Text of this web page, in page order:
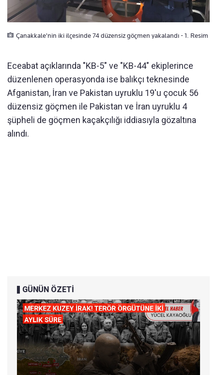
Çanakkale'nin iki ilçesinde 74 düzensiz göçmen yakalandı - 1. Resim
Eceabat açıklarında "KB-5" ve "KB-44" ekiplerince
düzenlenen operasyonda ise balıkçı teknesinde
Afganistan, İran ve Pakistan uyruklu 19'u çocuk 56
düzensiz göçmen ile Pakistan ve İran uyruklu 4
şüpheli de göçmen kaçakçılığı iddiasıyla gözaltına
alındı.
GÜNÜN ÖZETİ